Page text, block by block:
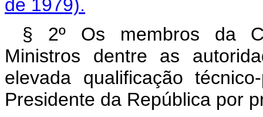
de 1979).
§ 2º Os membros da
Ministros dentre as
elevada qualificação
Presidente da República por